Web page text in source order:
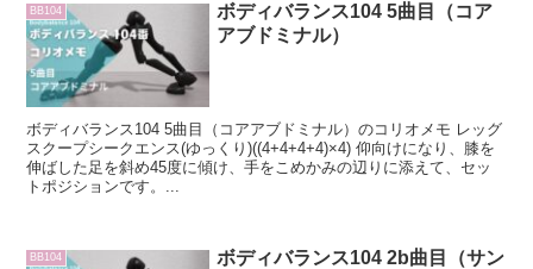
BB104
ボディバランス104 5曲目（コア
アブドミナル）
ボディバランス104 5曲目（コアアブドミナル）のコリオメモ レッグ
スクープシークエンス(ゆっくり)((4+4+4+4)×4) 仰向けになり、膝を
伸ばした足を斜め45度に傾け、手をこめかみの辺りに添えて、セッ
トポジションです。...
BB104
ボディバランス104 2b曲目（サン